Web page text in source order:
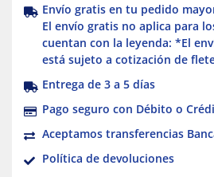
Envío gratis en tu pedido
El envío gratis no aplica para
cuentan con la leyenda: *El
está sujeto a cotización de
Entrega de 3 a 5 días
Pago seguro con Débito o
Aceptamos transferencias
Política de devoluciones